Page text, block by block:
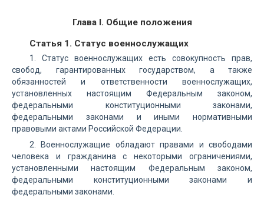
Глава I. Общие положения
Статья 1. Статус военнослужащих
1. Статус военнослужащих есть совокупность прав,
свобод, гарантированных государством, а также
обязанностей и ответственности военнослужащих,
установленных настоящим Федеральным законом,
федеральными конституционными законами,
федеральными законами и иными нормативными
правовыми актами Российской Федерации.
2. Военнослужащие обладают правами и свободами
человека и гражданина с некоторыми ограничениями,
установленными настоящим Федеральным законом,
федеральными конституционными законами и
федеральными законами.